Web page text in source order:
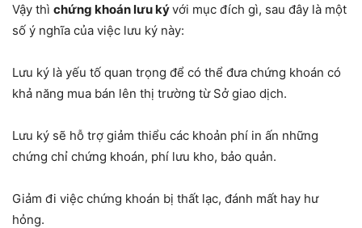
Vậy thì chứng khoán lưu kývới mục đích gì, sau đây là một
số ý nghĩa của việc lưu ký này:
Lưu ký là yếu tố quan trọng để có thể đưa chứng khoán có
khả năng mua bán lên thị trường từ Sở giao dịch.
Lưu ký sẽ hỗ trợ giảm thiểu các khoản phí in ấn những
chứng chỉ chứng khoán, phí lưu kho, bảo quản.
Giảm đi việc chứng khoán bị thất lạc, đánh mất hay hư
hỏng.